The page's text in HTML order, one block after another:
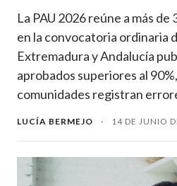
La PAU 2026 reúne a más
en la convocatoria ordinaria
Extremadura y Andalucía
aprobados superiores al
comunidades registran
LUCÍA BERMEJO · 14 DE JUNIO